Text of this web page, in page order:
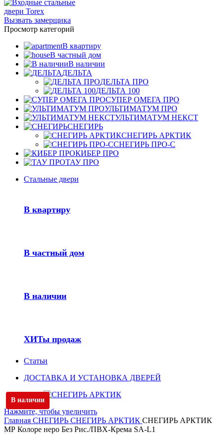
Вызвать замерщика
Просмотр категорий
В квартиру
В частный дом
В наличии
ДЕЛЬТА
ДЕЛЬТА ПРО
ДЕЛЬТА 100
СУПЕР ОМЕГА ПРО
УЛЬТИМАТУМ ПРО
УЛЬТИМАТУМ НЕКСТ
СНЕГИРЬ
СНЕГИРЬ АРКТИК
СНЕГИРЬ ПРО-С
КИБЕР ПРО
ТАУ ПРО
Стальные двери
В квартиру
В частный дом
В наличии
ХИТы продаж
Статьи
ДОСТАВКА И УСТАНОВКА ДВЕРЕЙ
В наличии
Нажмите, чтобы увеличить
Главная СНЕГИРЬ СНЕГИРЬ АРКТИК СНЕГИРЬ АРКТИК
МР Колоре неро Без Рис./ПВХ-Крема SA-L1